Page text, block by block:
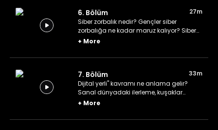
6. Bölüm
27m
Siber zorbalık nedir? Gençler siber
zorbalığa ne kadar maruz kalıyor? Siber
zorbalığa karşı alınabilecek tedbirler
+ More
7. Bölüm
33m
Dijital yerli" kavramı ne anlama gelir?
Sanal dünyadaki ilerleme, kuşaklar
arasındaki iletişimi nasıl etkiliyor?
+ More